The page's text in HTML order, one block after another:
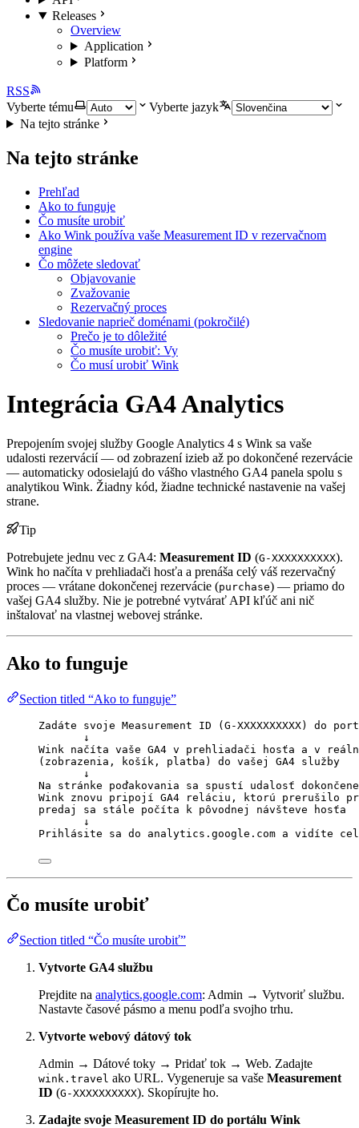
Releases
Overview
Application
Platform
RSS
Vyberte tému
Vyberte jazyk
Na tejto stránke
Na tejto stránke
Prehľad
Ako to funguje
Čo musíte urobiť
Ako Wink používa vaše Measurement ID v rezervačnom
engine
Čo môžete sledovať
Objavovanie
Zvažovanie
Rezervačný proces
Sledovanie naprieč doménami (pokročilé)
Prečo je to dôležité
Čo musíte urobiť: Vy
Čo musí urobiť Wink
Integrácia GA4 Analytics
Prepojením svojej služby Google Analytics 4 s Wink sa vaše
udalosti rezervácií — od zobrazení izieb až po dokončené rezervácie
— automaticky odosielajú do vášho vlastného GA4 panela spolu s
analytikou Wink. Žiadny kód, žiadne technické nastavenie na vašej
strane.
Tip
Potrebujete jednu vec z GA4: Measurement ID (G-XXXXXXXXXX).
Wink ho načíta v prehliadači hosťa a prenáša celý váš rezervačný
proces — vrátane dokončenej rezervácie (purchase) — priamo do
vašej GA4 služby. Nie je potrebné vytvárať API kľúč ani nič
inštalovať na vlastnej webovej stránke.
Ako to funguje
Section titled “Ako to funguje”
Zadáte svoje Measurement ID (G-XXXXXXXXXX) do
↓
Wink načíta vaše GA4 v prehliadači hosťa a v
(zobrazenia, košík, platba) do vašej GA4 služby
↓
Na stránke poďakovania sa spustí udalosť
Wink znovu pripojí GA4 reláciu, ktorú prerušilo
predaj sa stále počíta k pôvodnej návšteve hosťa
↓
Prihlásite sa do analytics.google.com a vidíte
Čo musíte urobiť
Section titled “Čo musíte urobiť”
Vytvorte GA4 službu
Prejdite na analytics.google.com: Admin → Vytvoriť službu.
Nastavte časové pásmo a menu podľa svojho trhu.
Vytvorte webový dátový tok
Admin → Dátové toky → Pridať tok → Web. Zadajte
wink.travel ako URL. Vygeneruje sa vaše Measurement
ID (G-XXXXXXXXXX). Skopírujte ho.
Zadajte svoje Measurement ID do portálu Wink